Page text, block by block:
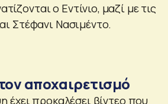
ο Εντίνιο, μαζί με τις
Στέφανι Νασιμέντο.
αποχαιρετισμό
έχει προκαλέσει βίντεο που